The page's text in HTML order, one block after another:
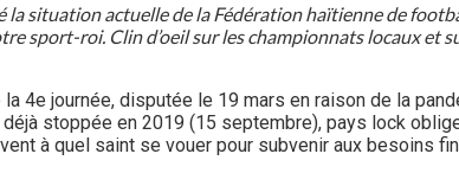
situation actuelle de la Fédération haïtienne de
sport-roi. Clin d’oeil sur les championnats locaux et
4e journée, disputée le 19 mars en raison de la
stoppée en 2019 (15 septembre), pays lock
à quel saint se vouer pour subvenir aux besoins